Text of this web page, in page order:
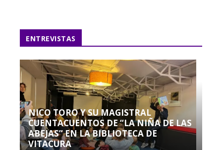
ENTREVISTAS
NICO TORO Y SU MAGISTRAL
CUENTACUENTOS DE “LA NIÑA DE LAS
ABEJAS” EN LA BIBLIOTECA DE
VITACURA